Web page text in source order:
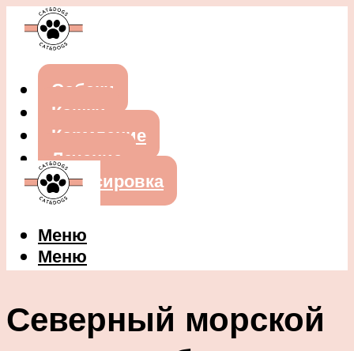
Собаки
Кошки
Кормление
Лечение
Дрессировка
Меню
Меню
Северный морской